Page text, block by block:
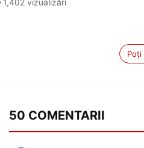
1,402 vizualizări
50 COMENTARII